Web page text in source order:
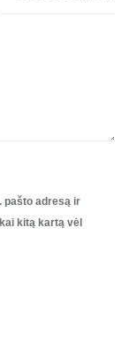
pašto adresą ir
kitą kartą vėl